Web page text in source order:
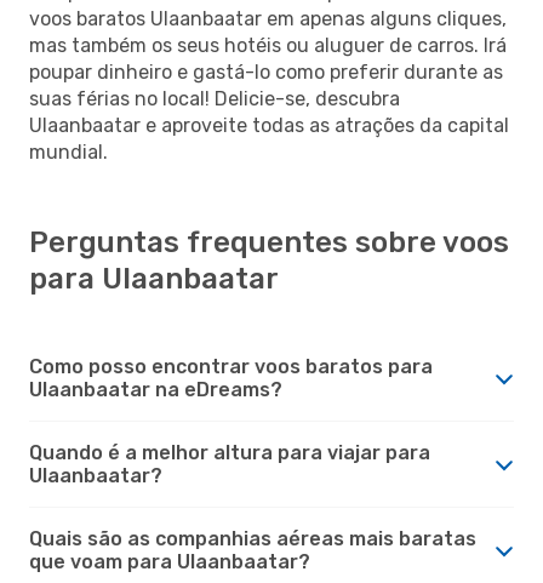
voos baratos Ulaanbaatar em apenas alguns cliques,
mas também os seus hotéis ou aluguer de carros. Irá
poupar dinheiro e gastá-lo como preferir durante as
suas férias no local! Delicie-se, descubra
Ulaanbaatar e aproveite todas as atrações da capital
mundial.
Perguntas frequentes sobre voos
para Ulaanbaatar
Como posso encontrar voos baratos para
Ulaanbaatar na eDreams?
Quando é a melhor altura para viajar para
Ulaanbaatar?
Quais são as companhias aéreas mais baratas
que voam para Ulaanbaatar?